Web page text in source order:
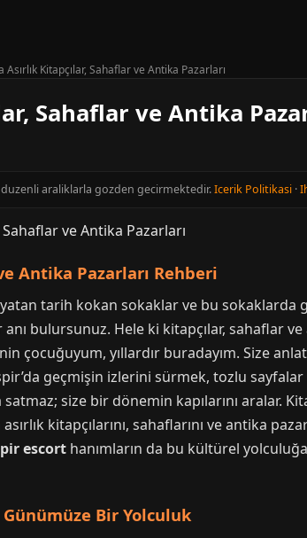
Kitapçılar, Sahaflar ve Antika Pazarları
Sahaflar ve Antika
araliklarla gozden gecirmektedir.Icerik Politikasi ·
Antika Pazarları Rehberi
tarih kokan sokaklar ve bu sokaklarda
bulursunuz. Hele ki kitapçılar, sahaflar
çocuğuyum, yıllardır buradayım. Size
geçmişin izlerini sürmek, tozlu sayfalar
size bir dönemin kapılarını aralar.
kitapçılarını, sahaflarını ve antika
escort hanımların da bu kültürel
Bir Yolculuk